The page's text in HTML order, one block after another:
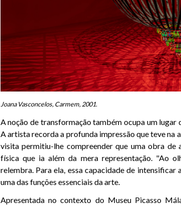
Joana Vasconcelos, Carmem, 2001.
A noção de transformação também ocupa um lugar
A artista recorda a profunda impressão que teve na
visita permitiu-lhe compreender que uma obra
física que ia além da mera representação. "Ao
relembra. Para ela, essa capacidade de
uma das funções essenciais da arte.
Apresentada no contexto do Museu Picasso